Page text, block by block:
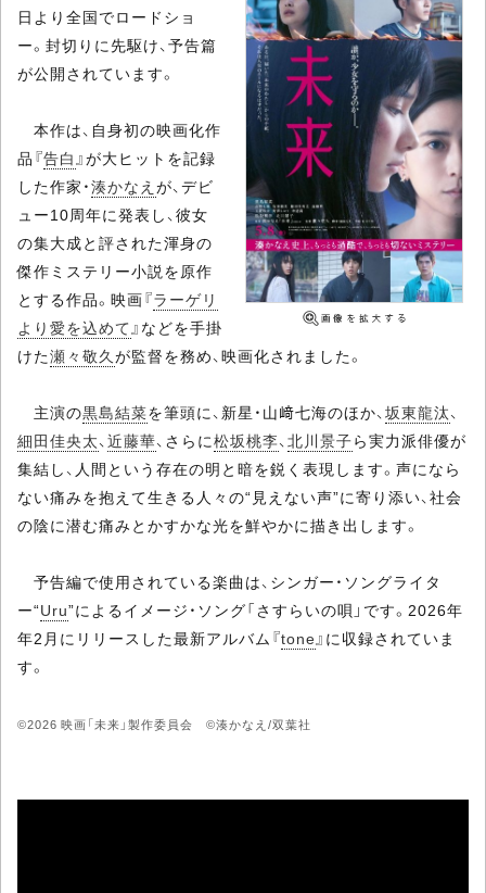
日より全国でロードショ
ー。封切りに先駆け、予告篇
が公開されています。
本作は、自身初の映画化作
品『告白』が大ヒットを記録
した作家・湊かなえ が、デビ
ュー10周年に発表し、彼女
の集大成と評された渾身の
傑作ミステリー小説を原作
とする作品。映画『ラーゲリ
より愛を込めて』などを手掛
けた瀬々敬久が監督を務め、映画化されました。
主演の黒島結菜を筆頭に、新星・山﨑七海のほか、坂東龍汰、
細田佳央太、近藤華、さらに松坂桃李、北川景子ら実力派俳優が
集結し、人間という存在の明と暗を鋭く表現します。声になら
ない痛みを抱えて生きる人々の“見えない声”に寄り添い、社会
の陰に潜む痛みとかすかな光を鮮やかに描き出します。
予告編で使用されている楽曲は、シンガー・ソングライタ
ー“Uru”によるイメージ・ソング「さすらいの唄」です。2026年
年2月にリリースした最新アルバム『tone』に収録されていま
す。
©2026 映画「未来」製作委員会 ©湊かなえ/双葉社